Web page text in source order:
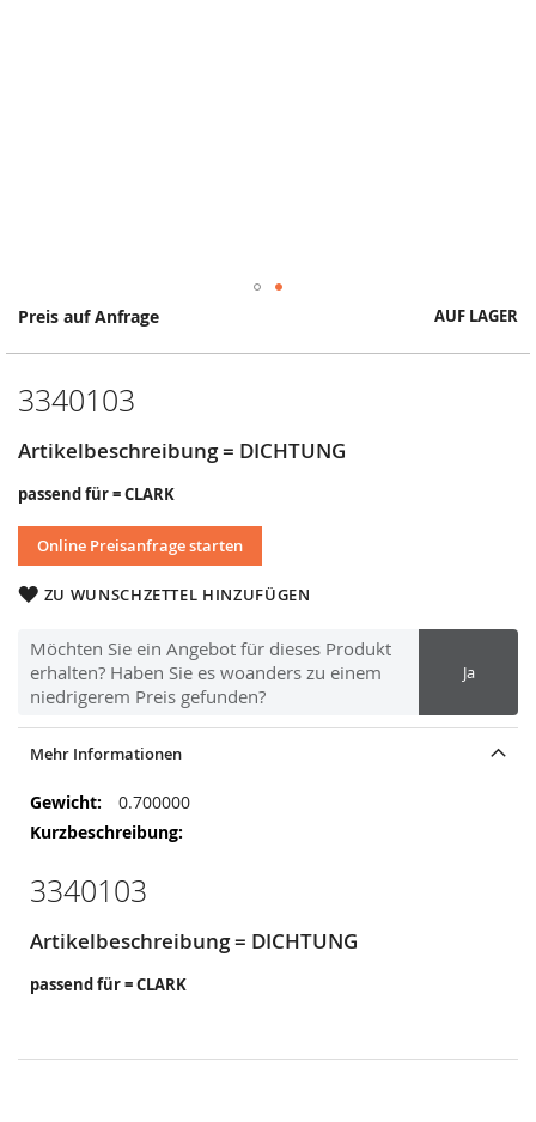
Preis auf Anfrage AUF LAGER
3340103
Artikelbeschreibung = DICHTUNG
passend für = CLARK
Online Preisanfrage starten
ZU WUNSCHZETTEL HINZUFÜGEN
Möchten Sie ein Angebot für dieses Produkt
erhalten? Haben Sie es woanders zu einem
niedrigerem Preis gefunden?
Ja
Springe
Anfang
Bildergalerie
Mehr Informationen
Mehr
Informationen
0.700000
3340103
Artikelbeschreibung = DICHTUNG
passend für = CLARK